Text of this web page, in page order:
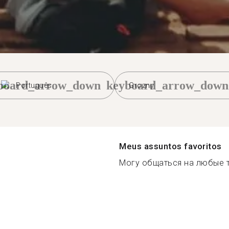
Português Grozny
keyboard_arrow_down
Meus assuntos favoritos
Могу общаться на любые